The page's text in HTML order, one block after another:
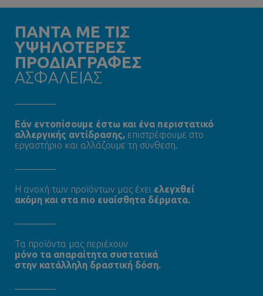
ΠΑΝΤΑ ΜΕ ΤΙΣ
ΥΨΗΛΟΤΕΡΕΣ
ΠΡΟΔΙΑΓΡΑΦΕΣ
ΑΣΦΑΛΕΙΑΣ
Εάν εντοπίσουμε έστω και ένα περιστατικό
αλλεργικής αντίδρασης, επιστρέφουμε στο
εργαστήριο και αλλάζουμε τη σύνθεση.
Η ανοχή των προϊόντων μας έχει ελεγχθεί
ακόμη και στα πιο ευαίσθητα δέρματα.
Τα προϊόντα μας περιέχουν
μόνο τα απαραίτητα συστατικά
στην κατάλληλη δραστική δόση.